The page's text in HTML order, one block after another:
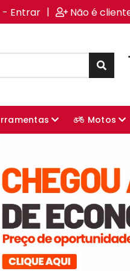
- Entrar | Não é
Motos